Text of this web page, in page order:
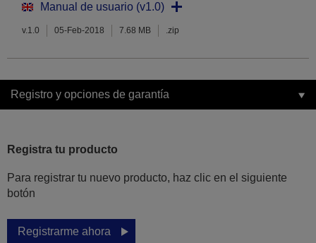
Manual de usuario (v1.0)
v.1.0 05-Feb-2018 7.68 MB .zip
Registro y opciones de garantía
Registra tu producto
Para registrar tu nuevo producto, haz clic en el siguiente
botón
Registrarme ahora